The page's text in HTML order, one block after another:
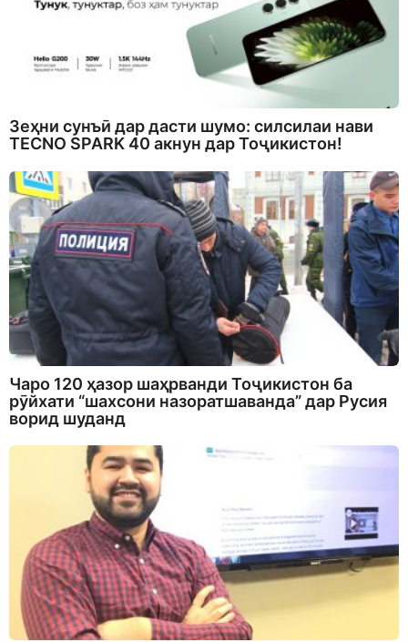
Зеҳни сунъӣ дар дасти шумо: силсилаи нави
TECNO SPARK 40 акнун дар Тоҷикистон!
Чаро 120 ҳазор шаҳрванди Тоҷикистон ба
рӯйхати “шахсони назоратшаванда” дар Русия
ворид шуданд